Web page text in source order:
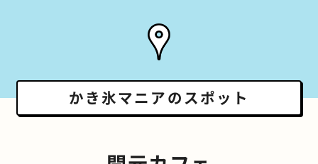
かき氷マニアの スポット